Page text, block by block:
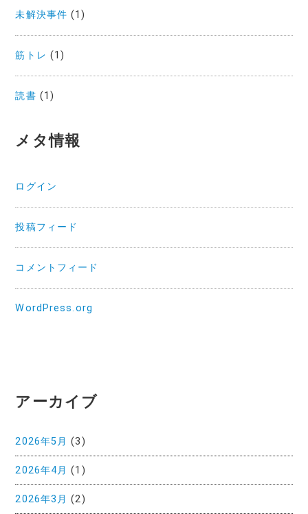
未解決事件 (1)
筋トレ (1)
読書 (1)
メタ情報
ログイン
投稿フィード
コメントフィード
WordPress.org
アーカイブ
2026年5月 (3)
2026年4月 (1)
2026年3月 (2)